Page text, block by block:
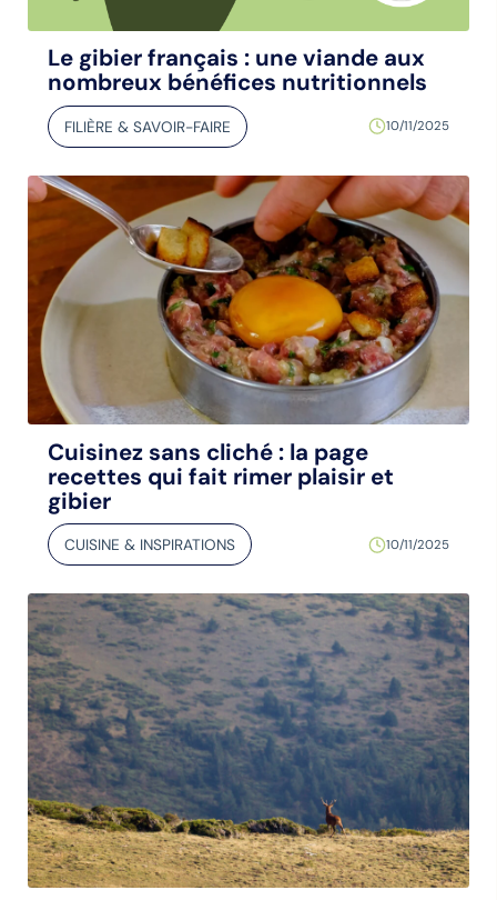
Le gibier français : une viande aux
nombreux bénéfices nutritionnels
FILIÈRE & SAVOIR-FAIRE 10/11/2025
Cuisinez sans cliché : la page
recettes qui fait rimer plaisir et
gibier
CUISINE & INSPIRATIONS 10/11/2025